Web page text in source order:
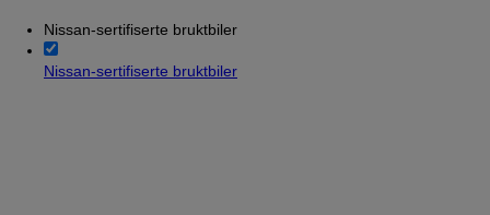
Nissan-sertifiserte bruktbiler
Nissan-sertifiserte bruktbiler